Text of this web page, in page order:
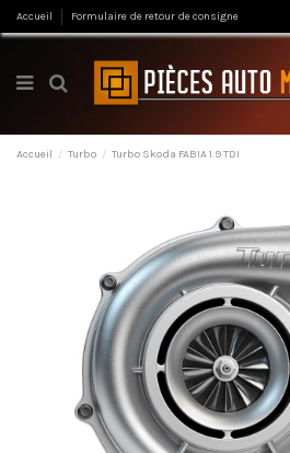
Accueil Formulaire de retour de consigne
Accueil Turbo Turbo Skoda FABIA 1.9 TDI